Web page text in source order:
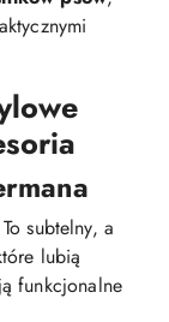
subtelny, a
lubią
funkcjonalne